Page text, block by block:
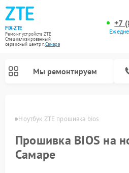
FIX-ZTE
Ремонт устройств ZTE
Специализированный
cервисный центр г.Самара
+7
Мы ремонтируем
Ноутбук ZTE прошивка bios
Прошивка BIOS на
Самаре